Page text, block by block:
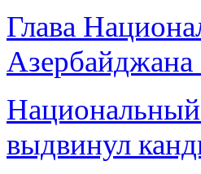
Глава
Азербайджана
Национальный
выдвинул